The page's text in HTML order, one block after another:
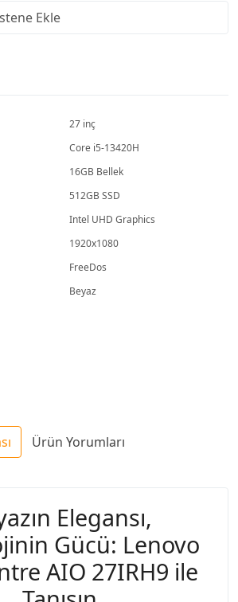
Ekle
27 inç
Core i5-13420H
16GB Bellek
512GB SSD
Intel UHD Graphics
1920x1080
FreeDos
Beyaz
Ürün Yorumları
Elegansı,
Gücü: Lenovo
AIO 27IRH9 ile